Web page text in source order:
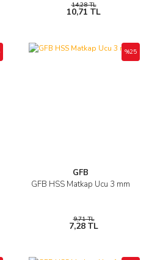
14,28 TL
10,71 TL
GFB
GFB HSS Matkap Ucu 3 mm
%25
9,71 TL
7,28 TL